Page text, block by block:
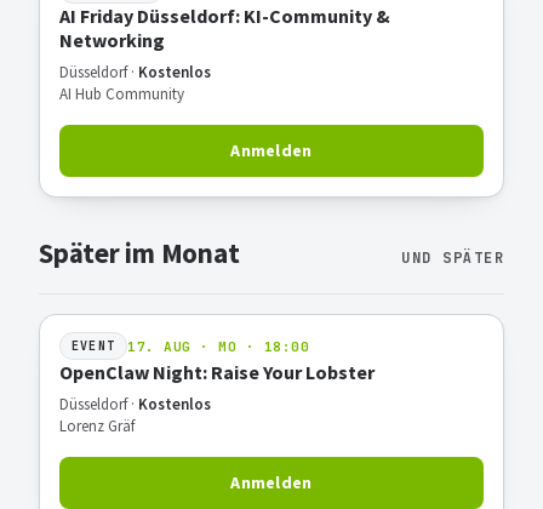
AI Friday Düsseldorf: KI-Community &
Networking
Düsseldorf · Kostenlos
AI Hub Community
Anmelden
Später im Monat UND SPÄTER
EVENT 17. AUG · MO · 18:00
OpenClaw Night: Raise Your Lobster
Düsseldorf · Kostenlos
Lorenz Gräf
Anmelden